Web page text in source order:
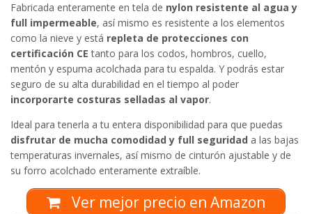
Fabricada enteramente en tela de nylon resistente al agua y
full impermeable, así mismo es resistente a los elementos
como la nieve y está repleta de protecciones con
certificación CE tanto para los codos, hombros, cuello,
mentón y espuma acolchada para tu espalda. Y podrás estar
seguro de su alta durabilidad en el tiempo al poder
incorporarte costuras selladas al vapor.
Ideal para tenerla a tu entera disponibilidad para que puedas
disfrutar de mucha comodidad y full seguridad a las bajas
temperaturas invernales, así mismo de cinturón ajustable y de
su forro acolchado enteramente extraíble.
Ver mejor precio en Amazon